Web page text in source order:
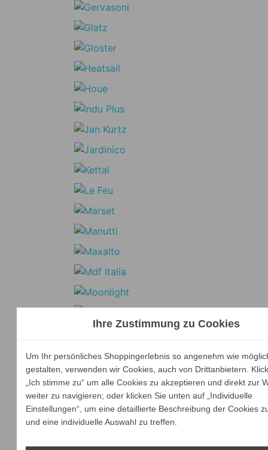
Ihre Zustimmung zu Cookies
Um Ihr persönliches Shoppingerlebnis so angenehm wie
gestalten, verwenden wir Cookies, auch von Drittanbietern.
„Ich stimme zu“ um alle Cookies zu akzeptieren und direkt zur
weiter zu navigieren; oder klicken Sie unten auf „Individuelle
Einstellungen“, um eine detaillierte Beschreibung der Cookies
und eine individuelle Auswahl zu treffen.